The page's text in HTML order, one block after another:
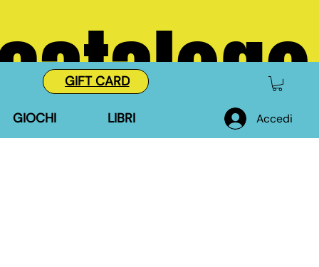
GIOCHI LIBRI
GIFT CARD
Accedi